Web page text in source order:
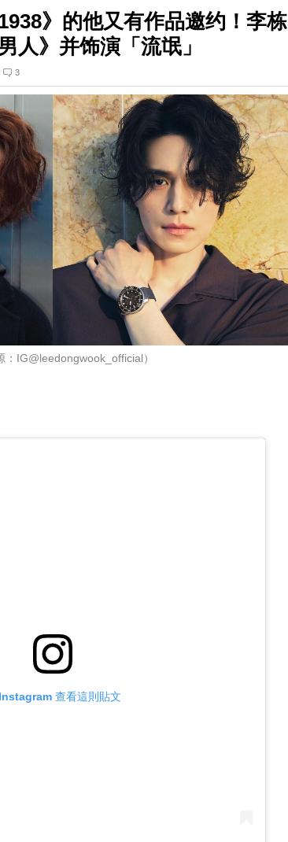
》的他又有作品邀约！李栋
人》并饰演「流氓」
3
：IG@leedongwook_official）
查看這則貼文